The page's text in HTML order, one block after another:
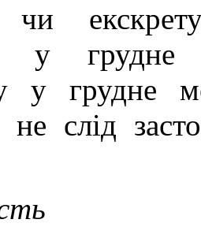
чи
у
у грудне
слід